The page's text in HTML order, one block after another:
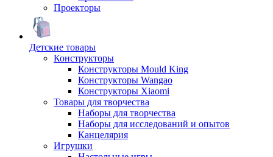
Проекторы
Детские товары
Конструкторы
Конструкторы Mould King
Конструкторы Wangao
Конструкторы Xiaomi
Товары для творчества
Наборы для творчества
Наборы для исследований и опытов
Канцелярия
Игрушки